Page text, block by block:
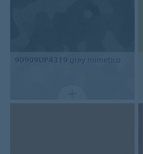
90909UP4319 grey mimetico